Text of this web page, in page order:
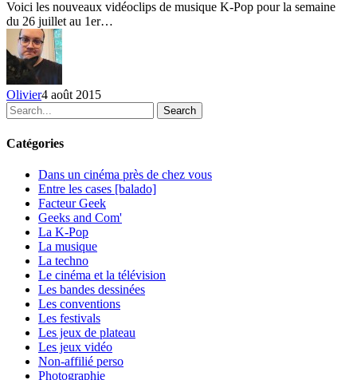
la
semaine
du
26
juillet
au
1er
août
Voici les nouveaux vidéoclips de musique K-Pop pour la semaine
du 26 juillet au 1er…
Olivier4 août 2015
Search
Catégories
Dans un cinéma près de chez vous
Entre les cases [balado]
Facteur Geek
Geeks and Com'
La K-Pop
La musique
La techno
Le cinéma et la télévision
Les bandes dessinées
Les conventions
Les festivals
Les jeux de plateau
Les jeux vidéo
Non-affilié perso
Photographie